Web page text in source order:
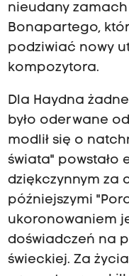
nieudany
Bonapartego,
podziwiać nowy
kompozytora.
Dla Haydna
było oderwane
modlił się o
świata" powstało
dziękczynnym za
późniejszymi
ukoronowaniem
doświadczeń na
świeckiej. Za